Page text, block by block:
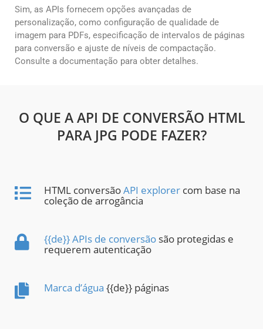
Sim, as APIs fornecem opções avançadas de
personalização, como configuração de qualidade de
imagem para PDFs, especificação de intervalos de páginas
para conversão e ajuste de níveis de compactação.
Consulte a documentação para obter detalhes.
O QUE A API DE CONVERSÃO HTML
PARA JPG PODE FAZER?
HTML conversãoAPI explorer com base na
coleção de arrogância
{{de}} APIs de conversão são protegidas e
requerem autenticação
Marca d’água {{de}} páginas